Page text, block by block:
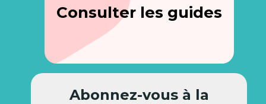
Consulter les guides
Abonnez-vous à la